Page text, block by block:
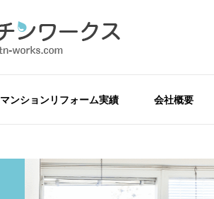
マンションリフォーム実績 会社概要